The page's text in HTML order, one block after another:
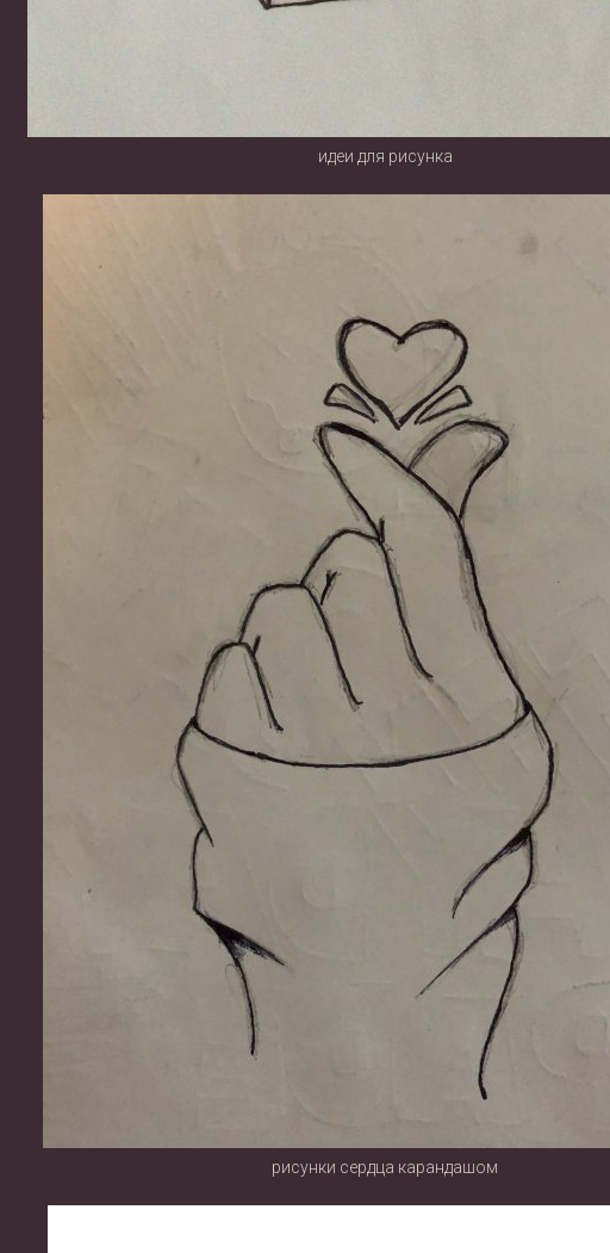
идеи для рисунка
рисунки сердца карандашом